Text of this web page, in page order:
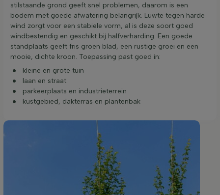
stilstaande grond geeft snel problemen, daarom is een
bodem met goede afwatering belangrijk. Luwte tegen harde
wind zorgt voor een stabiele vorm, al is deze soort goed
windbestendig en geschikt bij halfverharding. Een goede
standplaats geeft fris groen blad, een rustige groei en een
mooie, dichte kroon. Toepassing past goed in:
kleine en grote tuin
laan en straat
parkeerplaats en industrieterrein
kustgebied, dakterras en plantenbak